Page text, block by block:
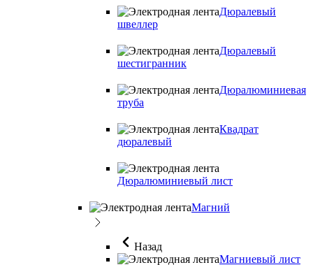
Дюралевый
швеллер
Дюралевый
шестигранник
Дюралюминиевая
труба
Квадрат
дюралевый
Дюралюминиевый лист
Магний
Назад
Магниевый лист